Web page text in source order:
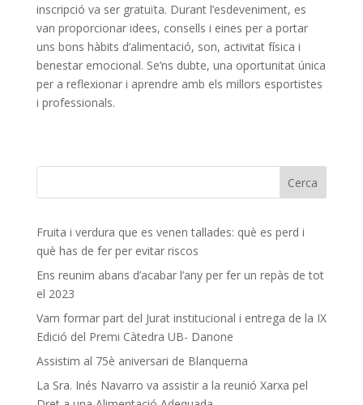
inscripció va ser gratuïta. Durant l’esdeveniment, es
van proporcionar idees, consells i eines per a portar
uns bons hàbits d’alimentació, son, activitat física i
benestar emocional. Se’ns dubte, una oportunitat única
per a reflexionar i aprendre amb els millors esportistes
i professionals.
Fruita i verdura que es venen tallades: què es perd i
què has de fer per evitar riscos
Ens reunim abans d’acabar l’any per fer un repàs de tot
el 2023
Vam formar part del Jurat institucional i entrega de la IX
Edició del Premi Càtedra UB- Danone
Assistim al 75è aniversari de Blanquerna
La Sra. Inés Navarro va assistir a la reunió Xarxa pel